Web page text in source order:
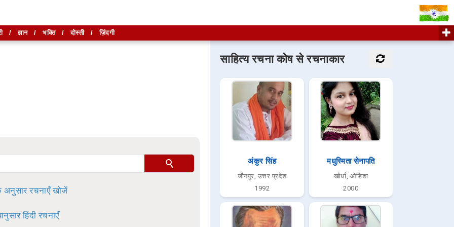
अनुसार रचनाएँ खोजें
हिंदी रचनाएँ
साहित्य रचना कोष से रचनाकार
अंकुर सिंह
जौनपुर, उत्तर प्रदेश
1992
मधुस्मिता सेनापति
खोर्धा, ओडिशा
2000
खोजें
/ज्ञान/ भक्ति/दोस्ती/ज़िंदगी
है।